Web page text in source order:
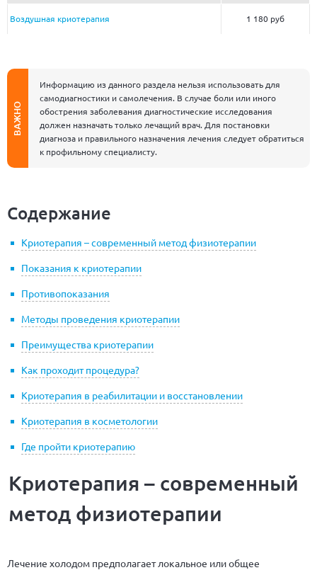
Воздушная криотерапия 1 180 руб
ВАЖНО
Информацию из данного раздела нельзя использовать для
самодиагностики и самолечения. В случае боли или иного
обострения заболевания диагностические исследования
должен назначать только лечащий врач. Для постановки
диагноза и правильного назначения лечения следует обратиться
к профильному специалисту.
Содержание
Криотерапия – современный метод физиотерапии
Показания к криотерапии
Противопоказания
Методы проведения криотерапии
Преимущества криотерапии
Как проходит процедура?
Криотерапия в реабилитации и восстановлении
Криотерапия в косметологии
Где пройти криотерапию
Криотерапия – современный
метод физиотерапии
Лечение холодом предполагает локальное или общее